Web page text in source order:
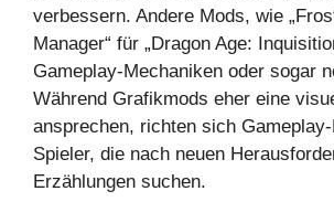
verbessern. Andere Mods, wie
Manager“ für „Dragon Age:
Gameplay-Mechaniken oder sogar
Während Grafikmods eher eine
ansprechen, richten sich
Spieler, die nach neuen
Erzählungen suchen.